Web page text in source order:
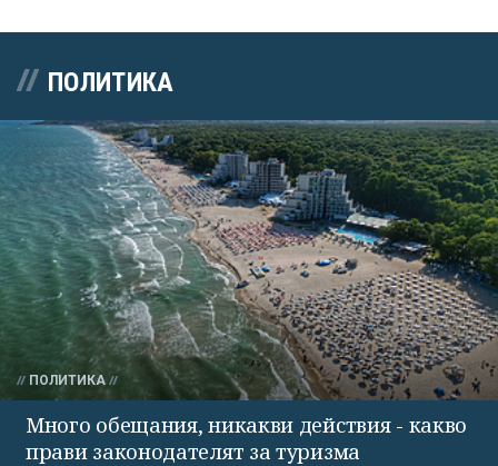
ПОЛИТИКА
ПОЛИТИКА
Много обещания, никакви действия - какво
прави законодателят за туризма